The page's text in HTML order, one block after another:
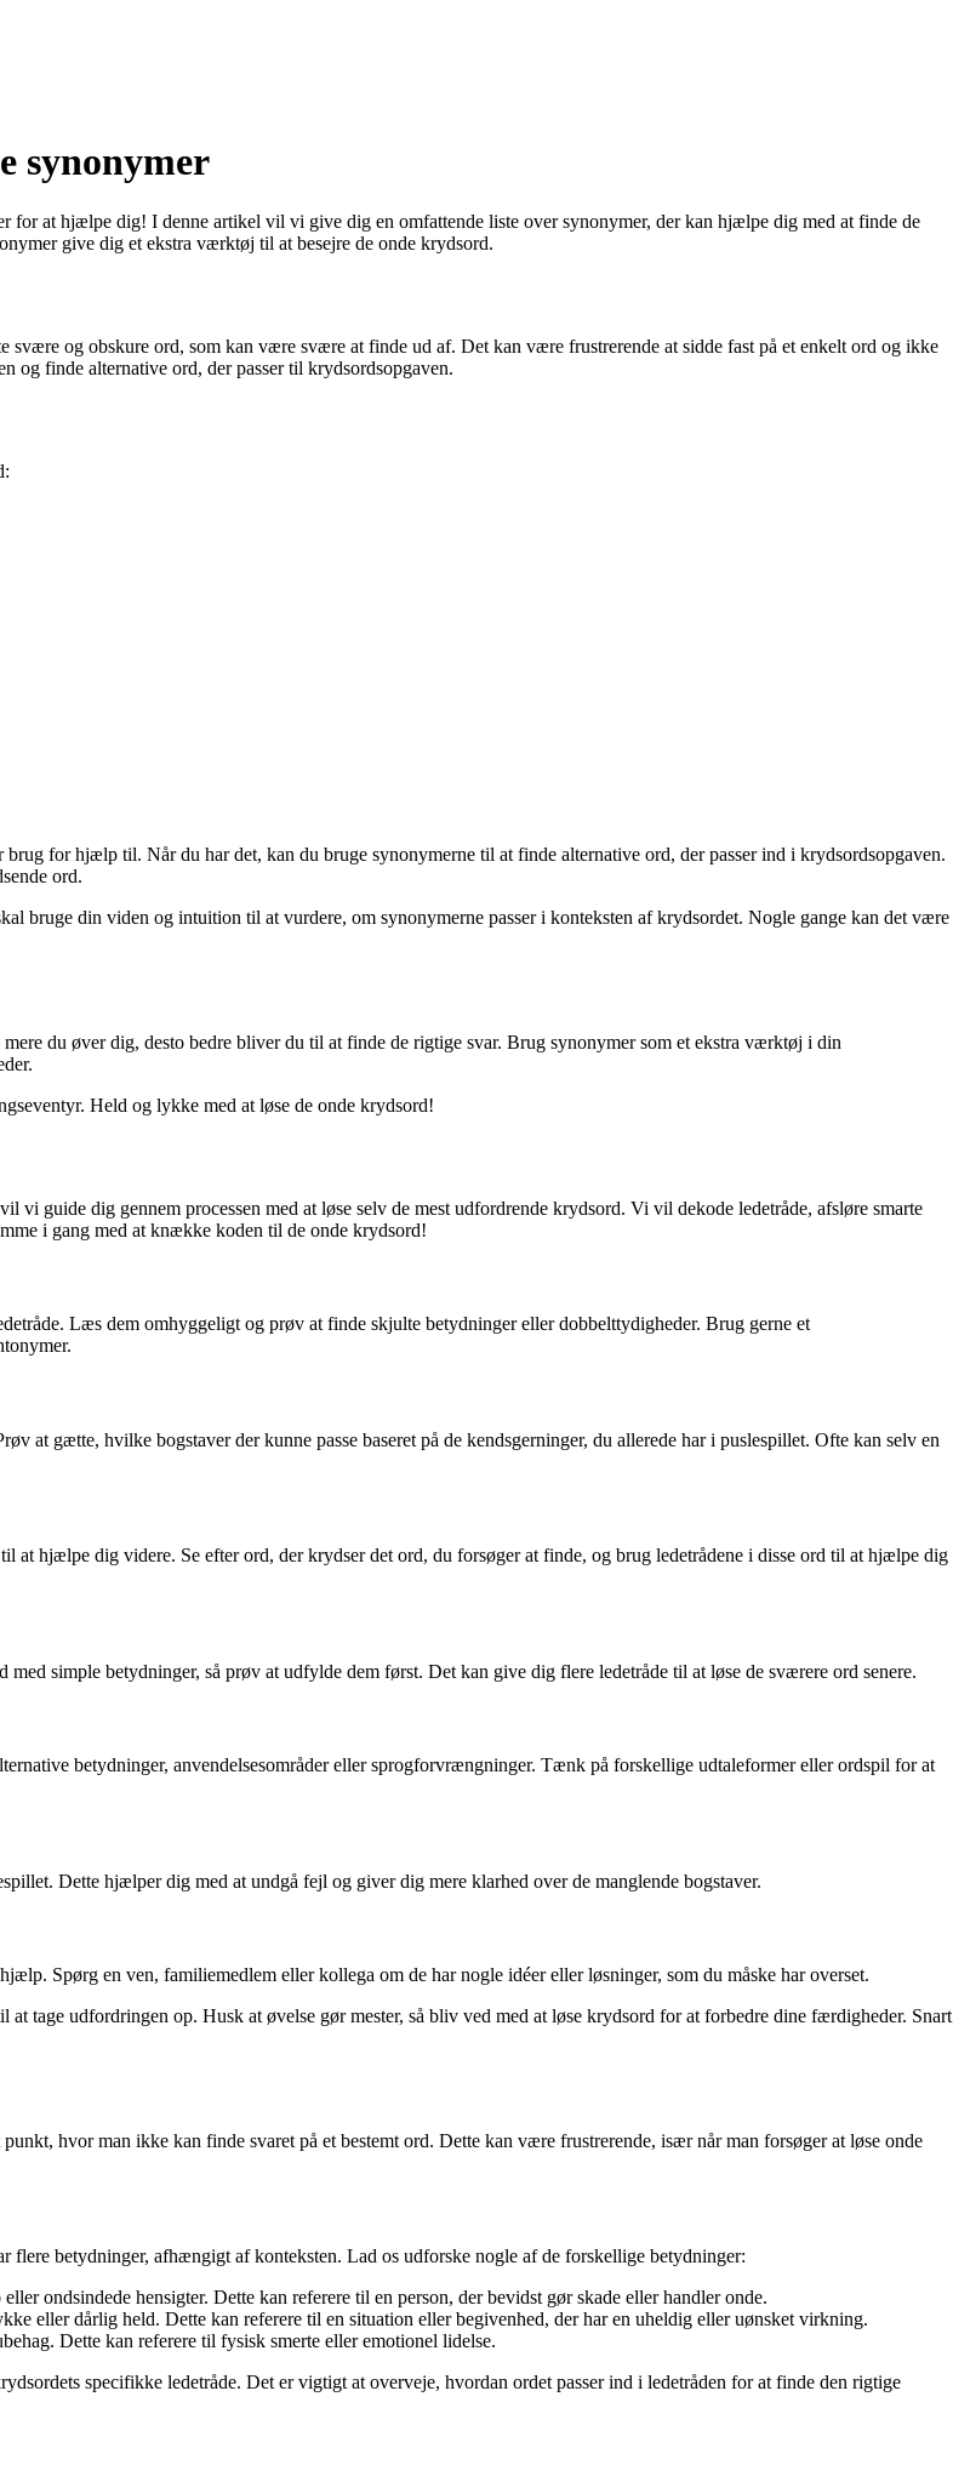
synonymer
at hjælpe dig! I denne artikel vil vi give dig en omfattende liste over synonymer, der kan hjælpe dig med at finde de
give dig et ekstra værktøj til at besejre de onde krydsord.
og obskure ord, som kan være svære at finde ud af. Det kan være frustrerende at sidde fast på et enkelt ord og ikke
finde alternative ord, der passer til krydsordsopgaven.
for hjælp til. Når du har det, kan du bruge synonymerne til at finde alternative ord, der passer ind i krydsordsopgaven.
ord.
bruge din viden og intuition til at vurdere, om synonymerne passer i konteksten af krydsordet. Nogle gange kan det være
du øver dig, desto bedre bliver du til at finde de rigtige svar. Brug synonymer som et ekstra værktøj i din
Held og lykke med at løse de onde krydsord!
guide dig gennem processen med at løse selv de mest udfordrende krydsord. Vi vil dekode ledetråde, afsløre smarte
i gang med at knække koden til de onde krydsord!
Læs dem omhyggeligt og prøv at finde skjulte betydninger eller dobbelttydigheder. Brug gerne et
at gætte, hvilke bogstaver der kunne passe baseret på de kendsgerninger, du allerede har i puslespillet. Ofte kan selv en
at hjælpe dig videre. Se efter ord, der krydser det ord, du forsøger at finde, og brug ledetrådene i disse ord til at hjælpe dig
simple betydninger, så prøv at udfylde dem først. Det kan give dig flere ledetråde til at løse de sværere ord senere.
betydninger, anvendelsesområder eller sprogforvrængninger. Tænk på forskellige udtaleformer eller ordspil for at
Dette hjælper dig med at undgå fejl og giver dig mere klarhed over de manglende bogstaver.
Spørg en ven, familiemedlem eller kollega om de har nogle idéer eller løsninger, som du måske har overset.
tage udfordringen op. Husk at øvelse gør mester, så bliv ved med at løse krydsord for at forbedre dine færdigheder. Snart
hvor man ikke kan finde svaret på et bestemt ord. Dette kan være frustrerende, især når man forsøger at løse onde
betydninger, afhængigt af konteksten. Lad os udforske nogle af de forskellige betydninger:
ondsindede hensigter. Dette kan referere til en person, der bevidst gør skade eller handler onde.
eller dårlig held. Dette kan referere til en situation eller begivenhed, der har en uheldig eller uønsket virkning.
Dette kan referere til fysisk smerte eller emotionel lidelse.
specifikke ledetråde. Det er vigtigt at overveje, hvordan ordet passer ind i ledetråden for at finde den rigtige